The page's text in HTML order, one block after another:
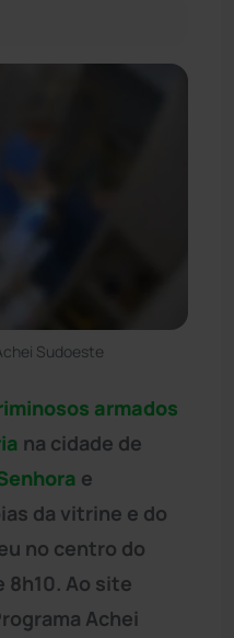
Sudoeste
armados
na cidade de
e
da vitrine e do
no centro do
8h10. Ao site
Achei